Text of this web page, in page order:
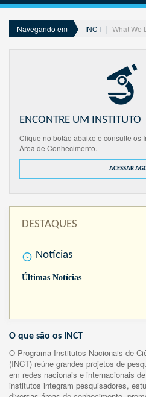
Navegando em INCT What We
ENCONTRE UM INSTITUTO
Clique no botão abaixo e consulte os
Área de Conhecimento.
ACESSAR
DESTAQUES
Notícias
Últimas Notícias
O que são os INCT
O Programa Institutos Nacionais de
(INCT) reúne grandes projetos de
em redes nacionais e internacionais
institutos integram pesquisadores,